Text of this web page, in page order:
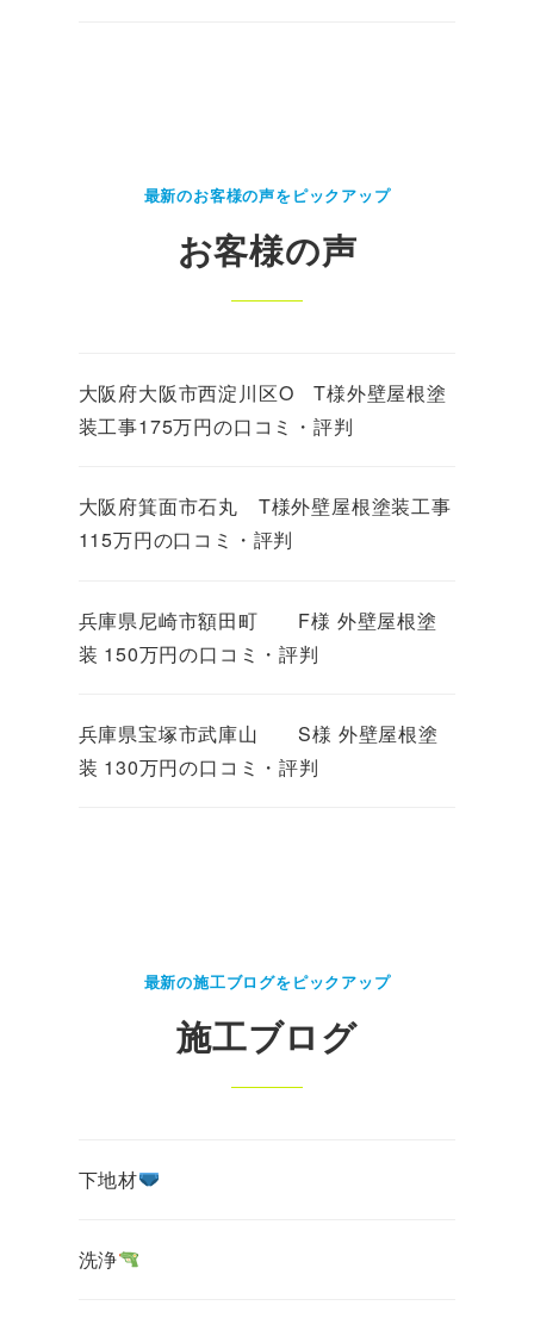
最新のお客様の声をピックアップ
お客様の声
大阪府大阪市西淀川区O T様外壁屋根塗
装工事175万円の口コミ・評判
大阪府箕面市石丸 T様外壁屋根塗装工事
115万円の口コミ・評判
兵庫県尼崎市額田町 F様 外壁屋根塗
装 150万円の口コミ・評判
兵庫県宝塚市武庫山 S様 外壁屋根塗
装 130万円の口コミ・評判
最新の施工ブログをピックアップ
施工ブログ
下地材
洗浄